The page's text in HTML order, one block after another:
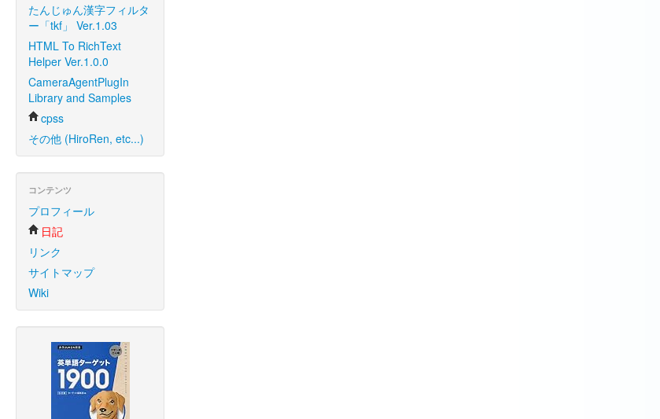
たんじゅん漢字フィルタ
ー「tkf」 Ver.1.03
HTML To RichText
Helper Ver.1.0.0
CameraAgentPlugIn
Library and Samples
cpss
その他 (HiroRen, etc...)
コンテンツ
プロフィール
日記
リンク
サイトマップ
Wiki